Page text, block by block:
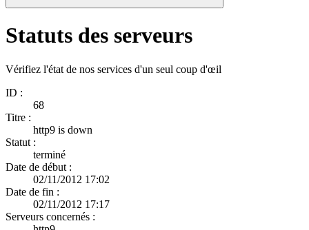
Statuts des serveurs
Vérifiez l'état de nos services d'un seul coup d'œil
ID :
68
Titre :
http9 is down
Statut :
terminé
Date de début :
02/11/2012 17:02
Date de fin :
02/11/2012 17:17
Serveurs concernés :